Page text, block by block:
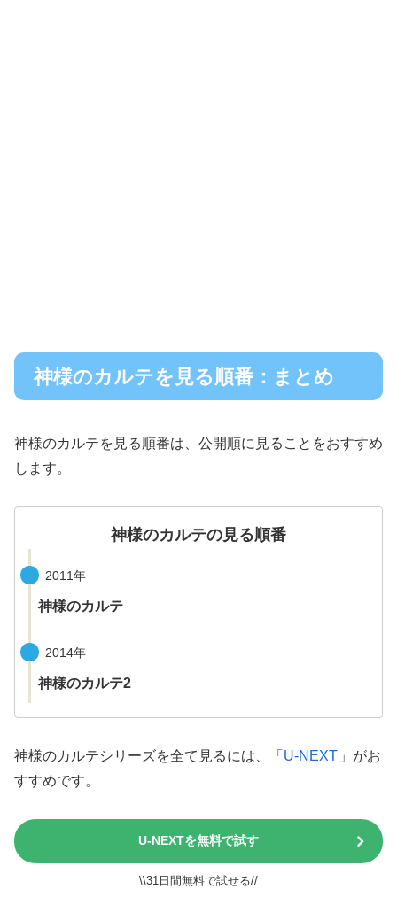
神様のカルテを見る順番：まとめ
神様のカルテを見る順番は、公開順に見ることをおすすめ
します。
神様のカルテの見る順番
2011年
神様のカルテ
2014年
神様のカルテ2
神様のカルテシリーズを全て見るには、「 U-NEXT 」がお
すすめです。
U-NEXTを無料で試す
\\31日間無料で試せる//